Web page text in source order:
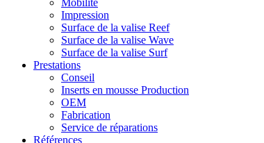
Mobilité
Impression
Surface de la valise Reef
Surface de la valise Wave
Surface de la valise Surf
Prestations
Conseil
Inserts en mousse Production
OEM
Fabrication
Service de réparations
Références